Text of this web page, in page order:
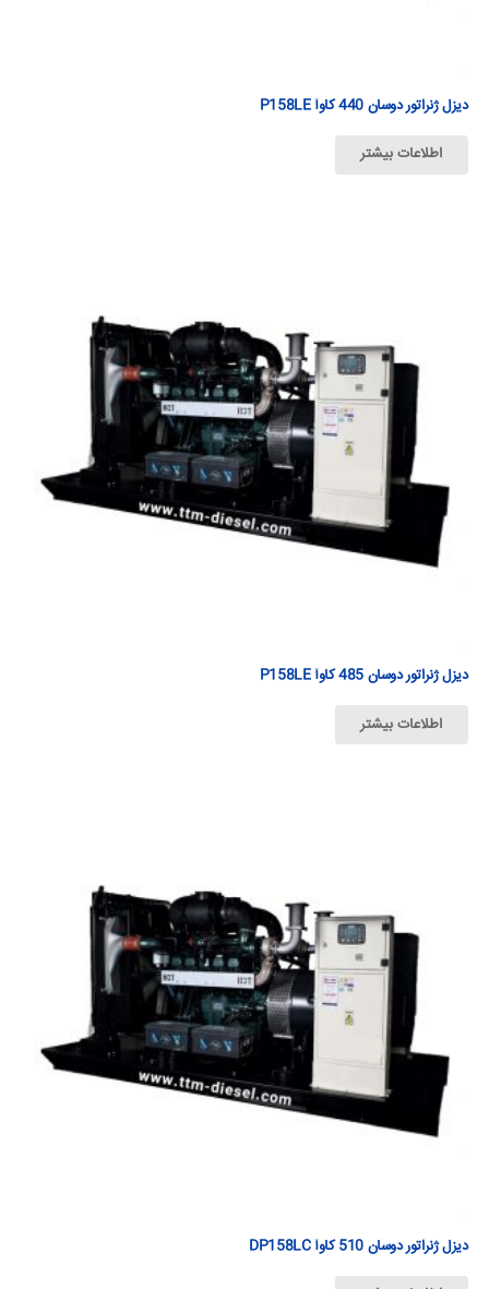
دیزل ژنراتور دوسان 440 كاوآ P158LE
اطلاعات بیشتر
دیزل ژنراتور دوسان 485 كاوآ P158LE
اطلاعات بیشتر
دیزل ژنراتور دوسان 510 كاوآ DP158LC